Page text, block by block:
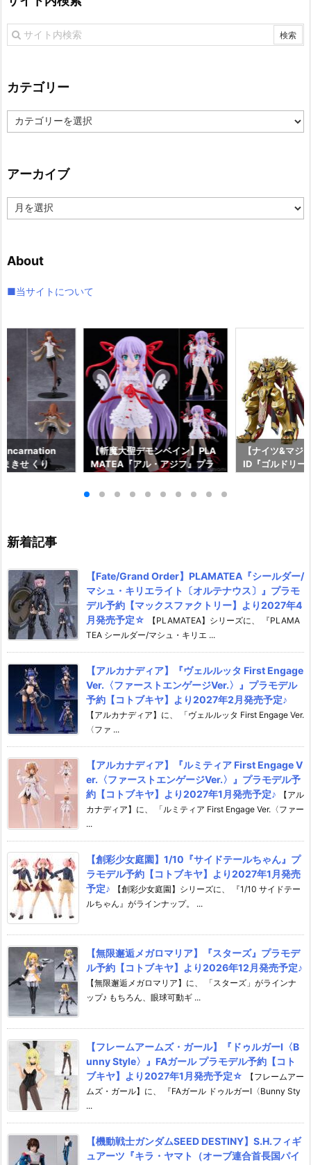
カテゴリー
カ
テ
ー
アーカイブ
ー
ブ
About
■当サイトについて
きせ くり
【斬魔大聖デモンベイン】PLA
MATEA『アル・アジフ』プラ
ンパニー】より2027年4月発売
【ナイツ&マジ
ID『ゴルドリー
新着記事
【Fate/Grand Order】PLAMATEA『シールダー/
マシュ・キリエライト〔オルテナウス〕』プラモ
デル予約【マックスファクトリー】より2027年4
月発売予定☆
【PLAMATEA】シリーズに、 『PLAMA
TEA シールダー/マシュ・キリエ ...
【アルカナディア】『ヴェルルッタ First Engage
Ver.〈ファーストエンゲージVer.〉』プラモデル
予約【コトブキヤ】より2027年2月発売予定♪
【アルカナディア】に、 「ヴェルルッタ First Engage Ver.
〈ファ ...
【アルカナディア】『ルミティア First Engage V
er.〈ファーストエンゲージVer.〉』プラモデル予
約【コトブキヤ】より2027年1月発売予定♪
【アル
カナディア】に、 「ルミティア First Engage Ver.〈ファー
...
【創彩少女庭園】1/10『サイドテールちゃん』プ
ラモデル予約【コトブキヤ】より2027年1月発売
予定♪
【創彩少女庭園】シリーズに、 『1/10 サイドテー
ルちゃん』がラインナップ。 ...
【無限邂逅メガロマリア】『スターズ』プラモデ
ル予約【コトブキヤ】より2026年12月発売予定♪
【無限邂逅メガロマリア】に、 「スターズ」がラインナ
ップ♪ もちろん、眼球可動ギ ...
【フレームアームズ・ガール】『ドゥルガーI〈B
unny Style〉』FAガール プラモデル予約【コト
ブキヤ】より2027年1月発売予定☆
【フレームアー
ムズ・ガール】に、 『FAガール ドゥルガーI〈Bunny Sty
...
【機動戦士ガンダムSEED DESTINY】S.H.フィギ
ュアーツ『キラ・ヤマト（オーブ連合首長国パイ